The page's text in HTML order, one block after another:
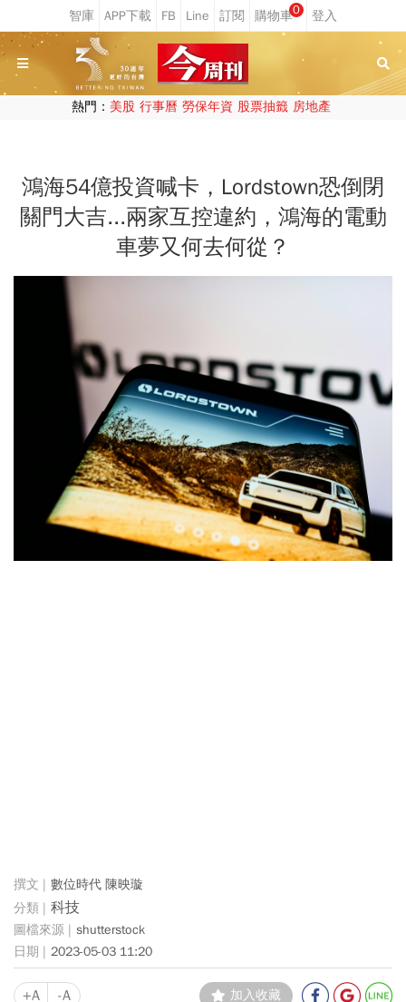
0
熱門： 美股 行事曆 勞保年資 股票抽籤 房地產
鴻海54億投資喊卡，Lordstown恐倒閉
關門大吉...兩家互控違約，鴻海的電動
車夢又何去何從？
數位時代 陳映璇
科技
shutterstock
2023-05-03 11:20
+A -A 加入收藏